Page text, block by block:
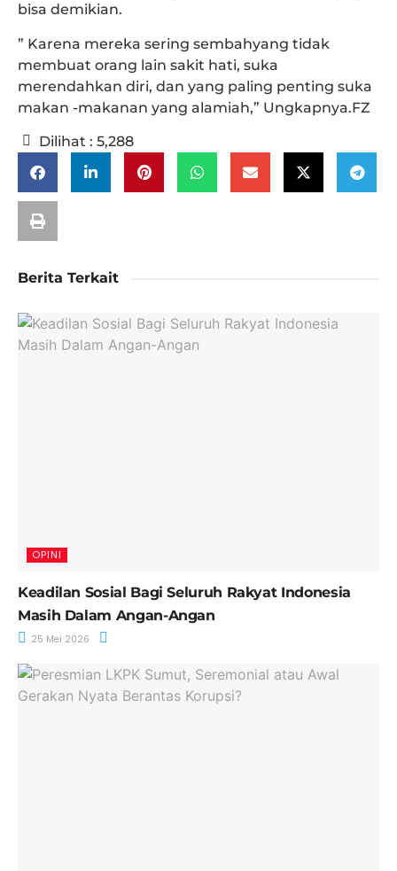
bisa demikian.
” Karena mereka sering sembahyang tidak
membuat orang lain sakit hati, suka
merendahkan diri, dan yang paling penting suka
makan -makanan yang alamiah,” Ungkapnya.FZ
Dilihat : 5,288
Berita Terkait
OPINI
Keadilan Sosial Bagi Seluruh Rakyat Indonesia
Masih Dalam Angan-Angan
25 Mei 2026